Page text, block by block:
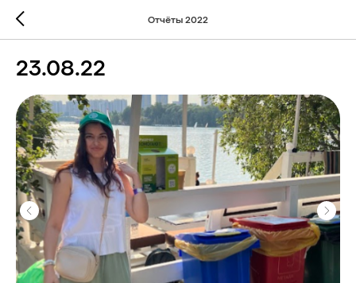
Отчёты 2022
23.08.22